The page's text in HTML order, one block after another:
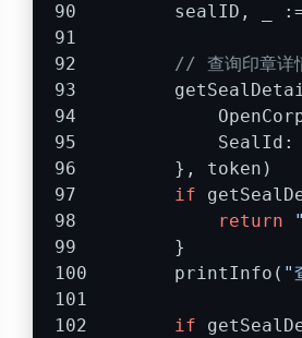
sealID, _
// 查询印章
SealId:
        }, token)
if
return
        }
        printInfo(
"
if